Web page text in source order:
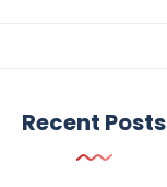
Recent Posts